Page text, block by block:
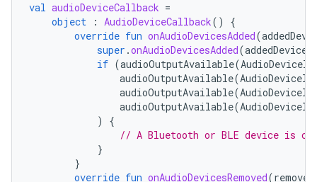
val audioDeviceCallback =
object
: AudioDeviceCallback()
{
override fun onAudioDevicesAdded(
super .onAudioDevicesAdded(addedDevices
if (audioOutputAvailable(
audioOutputAvailable(
audioOutputAvailable(
audioOutputAvailable(
)
{
// A Bluetooth or BLE device is
}
}
override fun onAudioDevicesRemoved(